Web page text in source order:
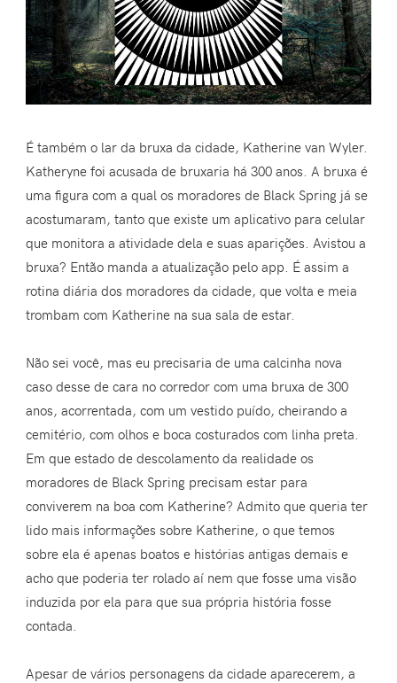
É também o lar da bruxa da cidade, Katherine van Wyler.
Katheryne foi acusada de bruxaria há 300 anos. A bruxa é
uma figura com a qual os moradores de Black Spring já se
acostumaram, tanto que existe um aplicativo para celular
que monitora a atividade dela e suas aparições. Avistou a
bruxa? Então manda a atualização pelo app. É assim a
rotina diária dos moradores da cidade, que volta e meia
trombam com Katherine na sua sala de estar.
Não sei você, mas eu precisaria de uma calcinha nova
caso desse de cara no corredor com uma bruxa de 300
anos, acorrentada, com um vestido puído, cheirando a
cemitério, com olhos e boca costurados com linha preta.
Em que estado de descolamento da realidade os
moradores de Black Spring precisam estar para
conviverem na boa com Katherine? Admito que queria ter
lido mais informações sobre Katherine, o que temos
sobre ela é apenas boatos e histórias antigas demais e
acho que poderia ter rolado aí nem que fosse uma visão
induzida por ela para que sua própria história fosse
contada.
Apesar de vários personagens da cidade aparecerem, a